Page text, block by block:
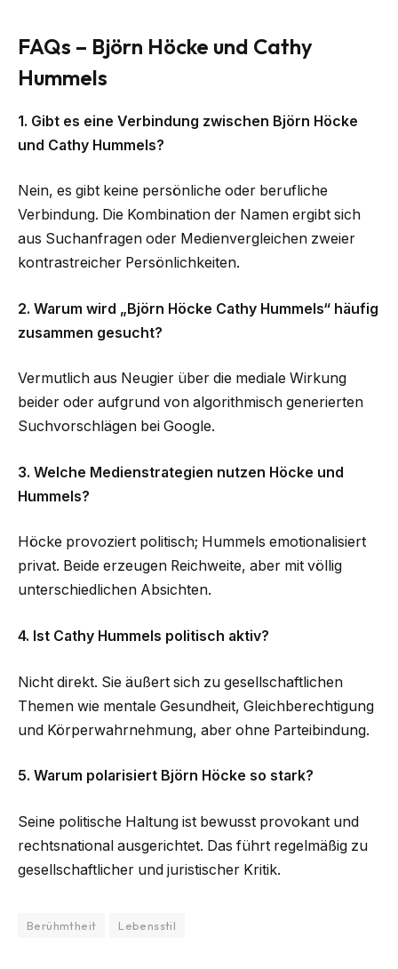
FAQs – Björn Höcke und Cathy
Hummels
1. Gibt es eine Verbindung zwischen Björn Höcke
und Cathy Hummels?
Nein, es gibt keine persönliche oder berufliche
Verbindung. Die Kombination der Namen ergibt sich
aus Suchanfragen oder Medienvergleichen zweier
kontrastreicher Persönlichkeiten.
2. Warum wird „Björn Höcke Cathy Hummels“ häufig
zusammen gesucht?
Vermutlich aus Neugier über die mediale Wirkung
beider oder aufgrund von algorithmisch generierten
Suchvorschlägen bei Google.
3. Welche Medienstrategien nutzen Höcke und
Hummels?
Höcke provoziert politisch; Hummels emotionalisiert
privat. Beide erzeugen Reichweite, aber mit völlig
unterschiedlichen Absichten.
4. Ist Cathy Hummels politisch aktiv?
Nicht direkt. Sie äußert sich zu gesellschaftlichen
Themen wie mentale Gesundheit, Gleichberechtigung
und Körperwahrnehmung, aber ohne Parteibindung.
5. Warum polarisiert Björn Höcke so stark?
Seine politische Haltung ist bewusst provokant und
rechtsnational ausgerichtet. Das führt regelmäßig zu
gesellschaftlicher und juristischer Kritik.
Berühmtheit Lebensstil